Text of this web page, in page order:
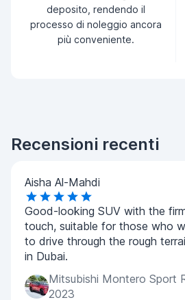
deposito, rendendo il
processo di noleggio ancora
più conveniente.
Recensioni recenti
Aisha Al-Mahdi
Good-looking SUV with the
touch, suitable for those who
to drive through the rough
in Dubai.
Mitsubishi Montero Sport
2023